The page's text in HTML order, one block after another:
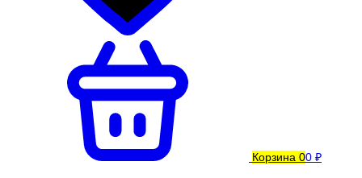
Корзина 00 ₽